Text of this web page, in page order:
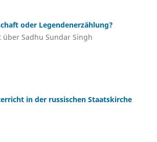
oder Legendenerzählung?
über Sadhu Sundar Singh
in der russischen Staatskirche